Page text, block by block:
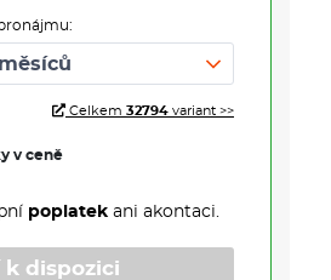
Celkem 32794 variant >>
v ceně
poplatekani akontaci.
k dispozici